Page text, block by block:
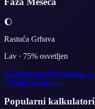
🌔
Rastuća Grbava
Lav · 75% osvetljen
Kalendar mesečevih faza →
Detaljni pregled →
Popularni kalkulatori